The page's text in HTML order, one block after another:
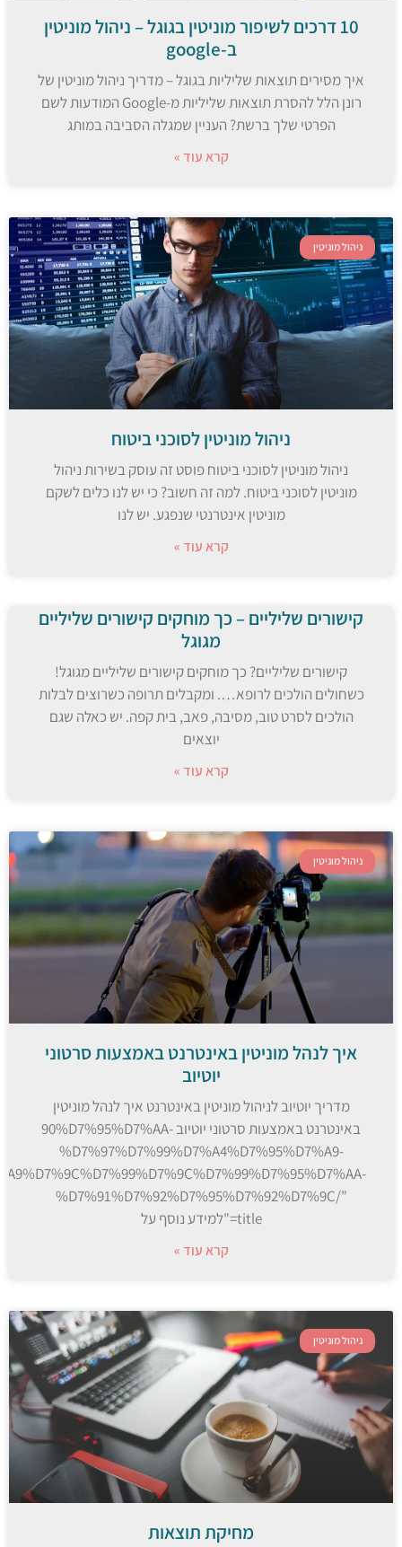
10 דרכים לשיפור מוניטין בגוגל – ניהול מוניטין
ב-google
איך מסירים תוצאות שליליות בגוגל – מדריך ניהול מוניטין של
רונן הלל להסרת תוצאות שליליות מ-Google המודעות לשם
הפרטי שלך ברשת? העניין שמגלה הסביבה במותג
קרא עוד »
ניהול מוניטין
ניהול מוניטין לסוכני ביטוח
ניהול מוניטין לסוכני ביטוח פוסט זה עוסק בשירות ניהול
מוניטין לסוכני ביטוח. למה זה חשוב? כי יש לנו כלים לשקם
מוניטין אינטרנטי שנפגע. יש לנו
קרא עוד »
קישורים שליליים – כך מוחקים קישורים שליליים
מגוגל
קישורים שליליים? כך מוחקים קישורים שליליים מגוגל!
כשחולים הולכים לרופא…. ומקבלים תרופה כשרוצים לבלות
הולכים לסרט טוב, מסיבה, פאב, בית קפה. יש כאלה שגם
יוצאים
קרא עוד »
ניהול מוניטין
איך לנהל מוניטין באינטרנט באמצעות סרטוני
יוטיוב
מדריך יוטיוב לניהול מוניטין באינטרנט איך לנהל מוניטין
באינטרנט באמצעות סרטוני יוטיוב 90%D7%95%D7%AA-
%D7%97%D7%99%D7%A4%D7%95%D7%A9-
%D7%91%D7%92%D7%95%D7%92%D7%9C/"
title="למידע נוסף על
קרא עוד »
ניהול מוניטין
מחיקת תוצאות